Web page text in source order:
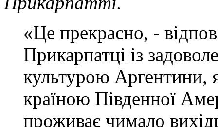
«Це прекрасно, -
Прикарпатці із
культурою Аргентини,
країною Південної
проживає чимало